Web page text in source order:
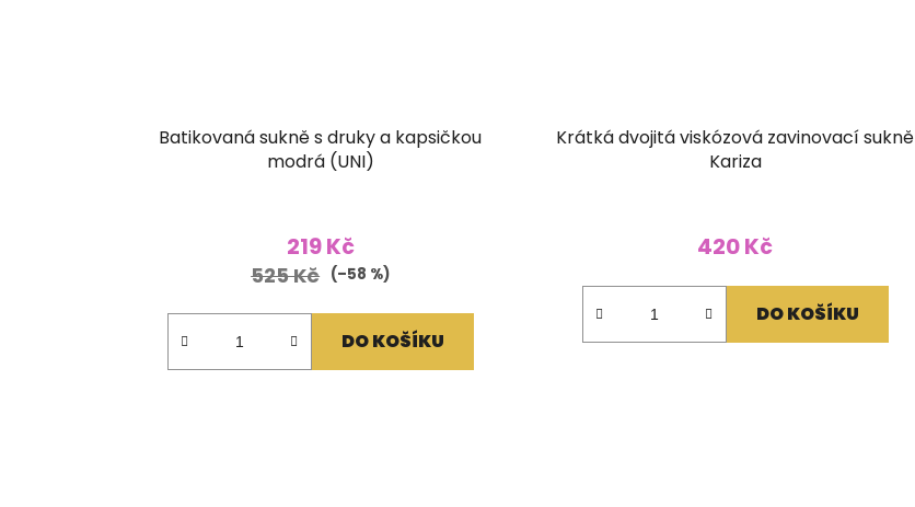
Batikovaná sukně s druky a kapsičkou
modrá (UNI)
219 Kč
525 Kč (–58 %)
DO KOŠÍKU
Krátká dvojitá viskózová zavinovací sukně
Kariza
420 Kč
DO KOŠÍKU